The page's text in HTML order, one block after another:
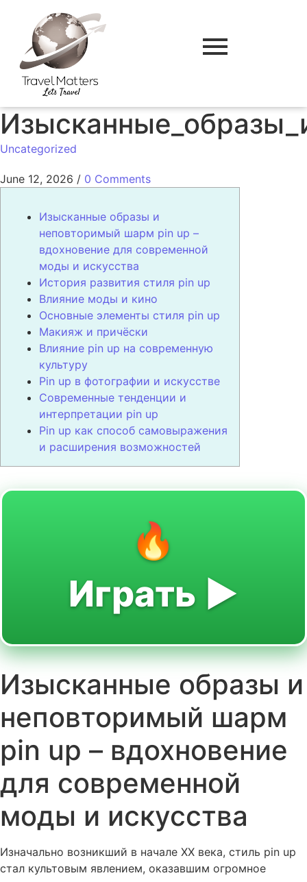
Uncategorized
June 12, 2026 / 0 Comments
Изысканные образы и
неповторимый шарм pin up –
вдохновение для современной
моды и искусства
История развития стиля pin up
Влияние моды и кино
Основные элементы стиля pin up
Макияж и причёски
Влияние pin up на современную
культуру
Pin up в фотографии и искусстве
Современные тенденции и
интерпретации pin up
Pin up как способ самовыражения
и расширения возможностей
🔥
Играть ▶️
Изысканные образы и
неповторимый шарм
pin up – вдохновение
для современной
моды и искусства
Изначально возникший в начале XX века, стиль pin up
стал культовым явлением, оказавшим огромное